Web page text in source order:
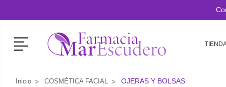
Menú
Inicio COSMÉTICA FACIAL OJERAS Y BOLSAS